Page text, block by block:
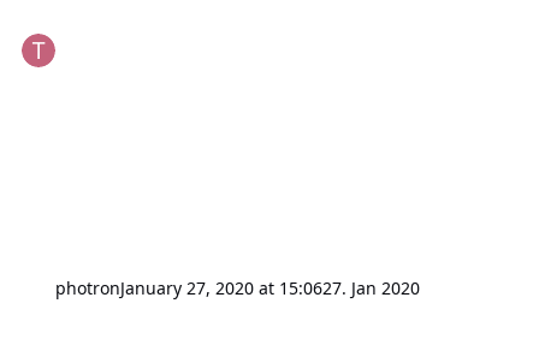
photronJanuary 27, 2020 at 15:0627. Jan 2020